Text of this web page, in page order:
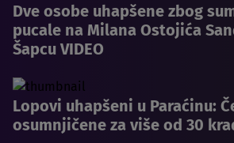
Dve osobe uhapšene zbog
pucale na Milana Ostojića
Šapcu VIDEO
Lopovi uhapšeni u Paraćinu:
osumnjičene za više od 30